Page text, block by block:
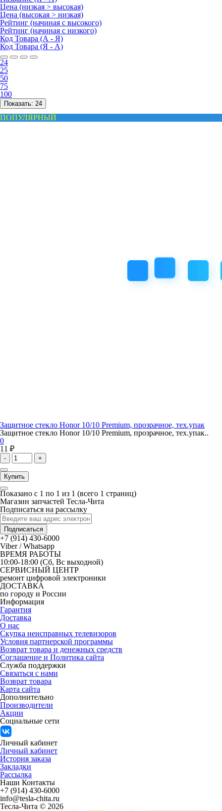
Цена (низкая > высокая)
Цена (высокая > низкая)
Рейтинг (начиная с высокого)
Рейтинг (начиная с низкого)
Код Товара (А - Я)
Код Товара (Я - А)
24
25
50
75
100
Показать: 24
ПОПУЛЯРНЫЙ
Защитное стекло Honor 10/10 Premium, прозрачное, тех.упак
Защитное стекло Honor 10/10 Premium, прозрачное, тех.упак..
0
11 ₽
- +
Купить
Показано с 1 по 1 из 1 (всего 1 страниц)
Магазин запчастей Тесла-Чита
Подписаться на рассылку
Подписаться
+7 (914) 430-6000
Viber / Whatsapp
ВРЕМЯ РАБОТЫ
10:00-18:00 (Сб, Вс выходной)
СЕРВИСНЫЙ ЦЕНТР
ремонт цифровой электроники
ДОСТАВКА
по городу и России
Информация
Гарантия
Доставка
О нас
Скупка неисправных телевизоров
Условия партнерской программы
Возврат товара и денежных средств
Соглашение и Политика сайта
Служба поддержки
Связаться с нами
Возврат товара
Карта сайта
Дополнительно
Производители
Акции
Социальные сети
Личный кабинет
Личный кабинет
История заказа
Закладки
Рассылка
Наши Контакты
+7 (914) 430-6000
info@tesla-chita.ru
Тесла-Чита © 2026